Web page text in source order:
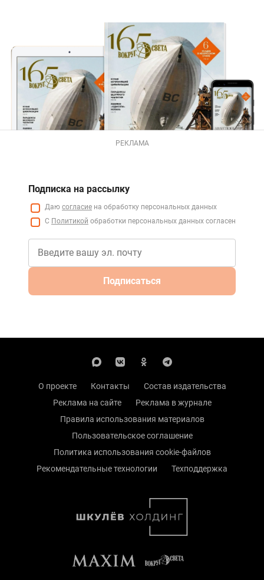
РЕКЛАМА
Подписка на рассылку
Даю согласие на обработку персональных данных
С Политикой обработки персональных данных согласен
Подписаться
О проекте Контакты
Состав издательства
Реклама на сайте
Реклама в журнале
Правила использования материалов
Пользовательское соглашение
Политика использования cookie-файлов
Рекомендательные технологии
Техподдержка